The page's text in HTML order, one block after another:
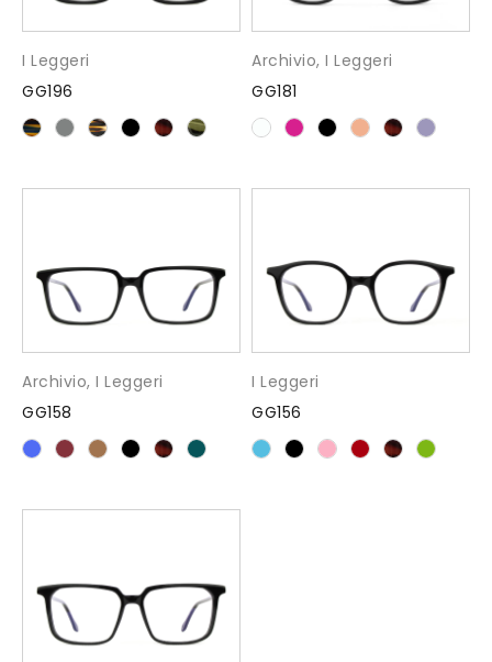
I Leggeri
GG196
Archivio, I Leggeri
GG181
Archivio, I Leggeri
GG158
I Leggeri
GG156